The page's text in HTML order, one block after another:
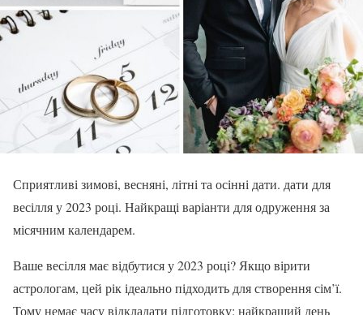
Сприятливі зимові, весняні, літні та осінні дати. дати для
весілля у 2023 році. Найкращі варіанти для одруження за
місячним календарем.
Ваше весілля має відбутися у 2023 році? Якщо вірити
астрологам, цей рік ідеально підходить для створення сім’ї.
Тому немає часу відкладати підготовку: найкращий день